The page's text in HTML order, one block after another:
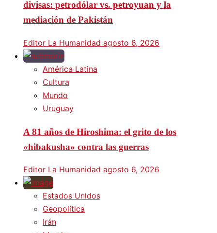
divisas: petrodólar vs. petroyuan y la
mediación de Pakistán
Editor La Humanidad agosto 6, 2026
América Latina
Cultura
Mundo
Uruguay
A 81 años de Hiroshima: el grito de los
«hibakusha» contra las guerras
Editor La Humanidad agosto 6, 2026
Estados Unidos
Geopolítica
Irán